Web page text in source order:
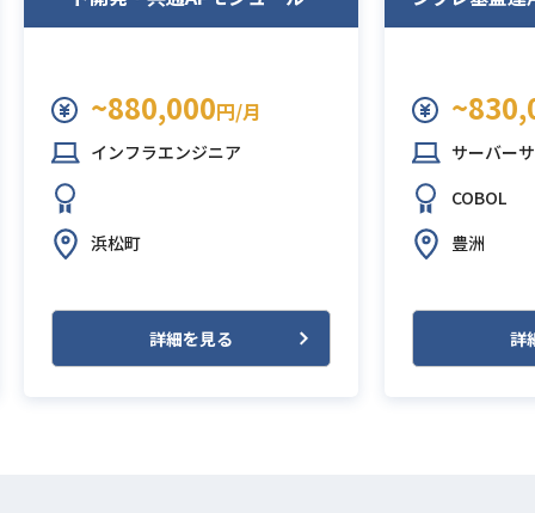
発
~880,000円/月
インフラエンジニア
浜松町
詳細を見る
サーバー
COBOL
豊洲
詳